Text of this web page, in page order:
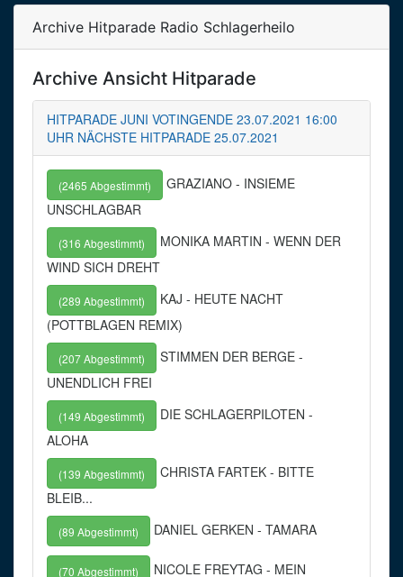
Archive Hitparade Radio Schlagerheilo
Archive Ansicht Hitparade
HITPARADE JUNI VOTINGENDE 23.07.2021 16:00
UHR NÄCHSTE HITPARADE 25.07.2021
(2465 Abgestimmt)
GRAZIANO - INSIEME
UNSCHLAGBAR
(316 Abgestimmt)
MONIKA MARTIN - WENN DER
WIND SICH DREHT
(289 Abgestimmt)
KAJ - HEUTE NACHT
(POTTBLAGEN REMIX)
(207 Abgestimmt)
STIMMEN DER BERGE -
UNENDLICH FREI
(149 Abgestimmt)
DIE SCHLAGERPILOTEN -
ALOHA
(139 Abgestimmt)
CHRISTA FARTEK - BITTE
BLEIB...
(89 Abgestimmt) DANIEL GERKEN - TAMARA
(70 Abgestimmt)
NICOLE FREYTAG - MEIN